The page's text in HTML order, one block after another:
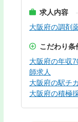
求人内容
大阪府の調剤
こだわり条
大阪府の年収
師求人
大阪府の駅チ
大阪府の積極